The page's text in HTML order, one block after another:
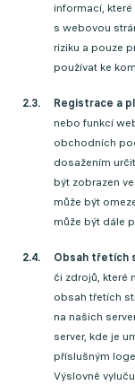
informací,
s webovou
riziku a pouze
používat ke
Registrace a
nebo funkcí
obchodních
dosažením
být zobrazen
může být
může být dále
Obsah třetích
či zdrojů, které
obsah třetích
na našich
server, kde je
příslušným
Výslovně